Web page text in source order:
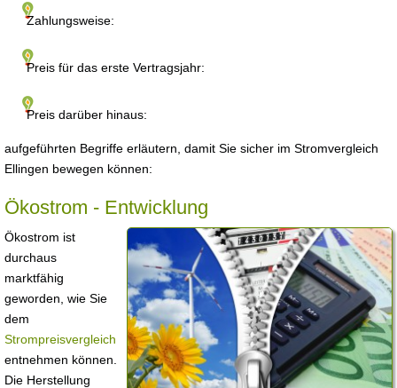
Zahlungsweise:
Preis für das erste Vertragsjahr:
Preis darüber hinaus:
aufgeführten Begriffe erläutern, damit Sie sicher im Stromvergleich
Ellingen bewegen können:
Ökostrom - Entwicklung
Ökostrom ist
durchaus
marktfähig
geworden, wie Sie
dem
Strompreisvergleich
entnehmen können.
Die Herstellung